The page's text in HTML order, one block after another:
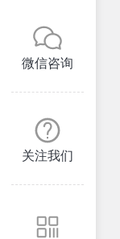
微信咨询
关注我们